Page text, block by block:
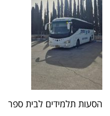
הסעות תלמידים לבית ספר